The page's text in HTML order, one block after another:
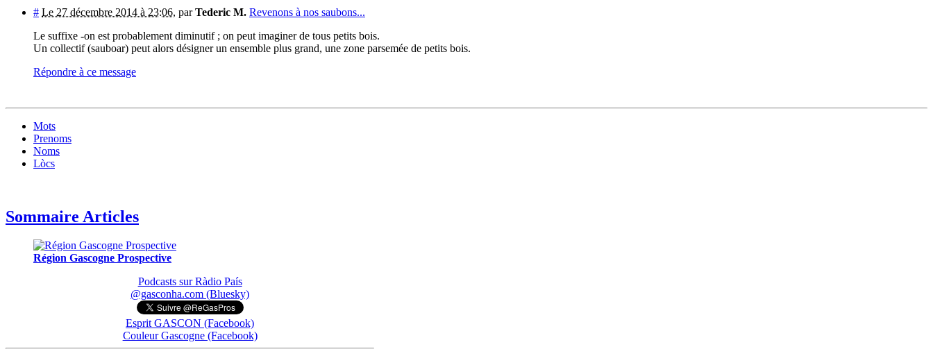
# Le 27 décembre 2014 à 23:06, parTederic M. Revenons à nos saubons...
Le suffixe -on est probablement diminutif ; on peut imaginer de tous petits bois.
Un collectif (sauboar) peut alors désigner un ensemble plus grand, une zone parsemée de petits bois.
Répondre à ce message
Mots
Prenoms
Noms
Lòcs
Sommaire Articles
Région Gascogne Prospective
Podcasts sur Ràdio País
@gasconha.com (Bluesky)
Esprit GASCON (Facebook)
Couleur Gascogne (Facebook)